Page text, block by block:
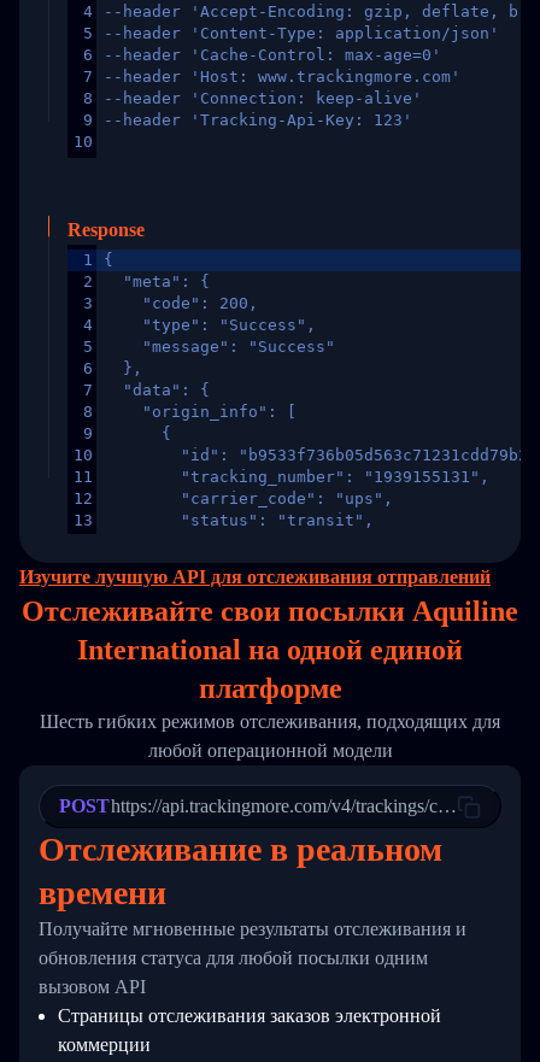
4
5
6
7
8
9
10
--header 'Accept-Encoding: gzip, deflate,
--header 'Content-Type: application/json'
--header 'Cache-Control: max-age=0'
--header 'Host: www.trackingmore.com'
--header 'Connection: keep-alive'
--header 'Tracking-Api-Key: 123'
Response
1
2
3
4
5
6
7
8
9
10
11
12
13
16
17
19
22
25
26
27
28
30
32
33
{
  "meta": {
    "code": 200,
    "type": "Success",
    "message": "Success"
  },
  "data": {
    "origin_info": [
      {
"id":
        "tracking_number": "1939155131",
        "carrier_code": "ups",
        "status": "transit",
        "itemTimeLength": 2,
        "weblink": "",
        "trackinfo": [
            "Date": "2017-03-08 04: 22: 00",
"StatusDescription": "Departed
"Details": "Departed Facility
          },
          {
            "Date": "2017-03-06 15:28:00",
"StatusDescription": "Shipment
"Details": "BEIJING-
        ]
    ]
  }
Изучите лучшую API для отслеживания отправлений
Отслеживайте свои посылки Aquiline
International на одной единой
платформе
Шесть гибких режимов отслеживания, подходящих для
любой операционной модели
POSThttps://api.trackingmore.com/v4/trackings/create
Отслеживание в реальном
времени
Получайте мгновенные результаты отслеживания и
обновления статуса для любой посылки одним
вызовом API
Страницы отслеживания заказов электронной
коммерции